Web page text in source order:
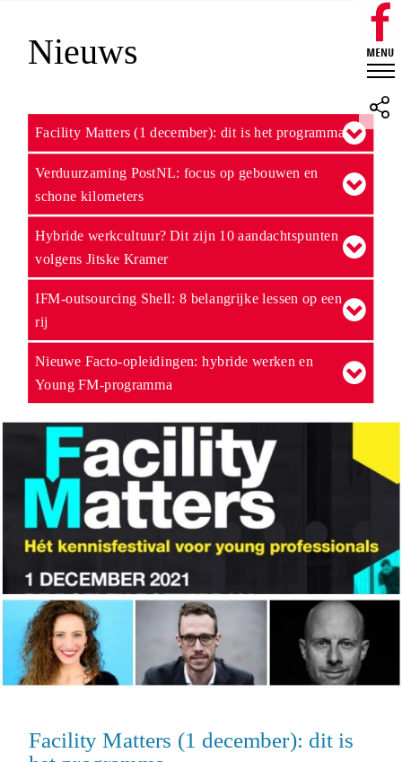
Nieuws
Facility Matters (1 december): dit is het programma
Verduurzaming PostNL: focus op gebouwen en
schone kilometers
Hybride werkcultuur? Dit zijn 10 aandachtspunten
volgens Jitske Kramer
IFM-outsourcing Shell: 8 belangrijke lessen op een
rij
Nieuwe Facto-opleidingen: hybride werken en
Young FM-programma
Facility Matters (1 december): dit is